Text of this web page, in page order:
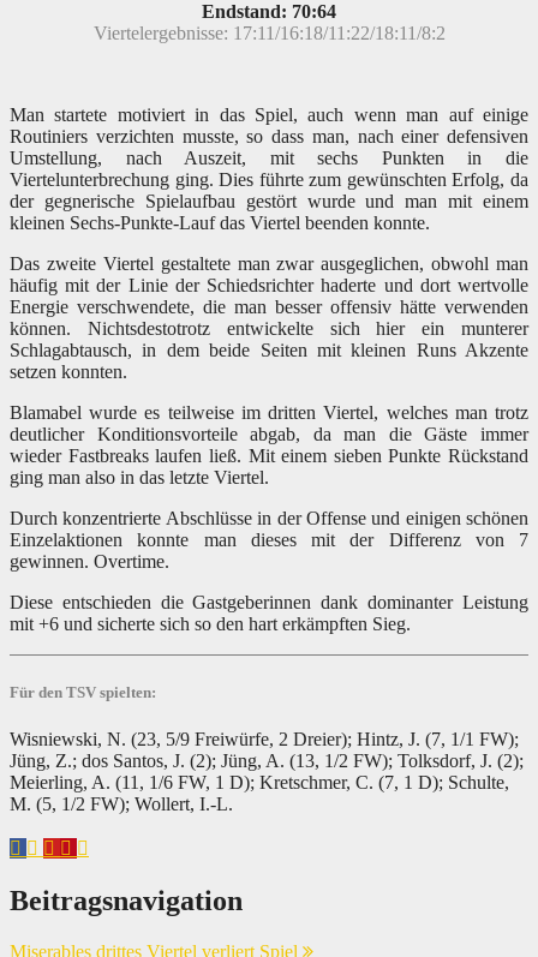
Endstand: 70:64
Viertelergebnisse: 17:11/16:18/11:22/18:11/8:2
Man startete motiviert in das Spiel, auch wenn man auf einige
Routiniers verzichten musste, so dass man, nach einer defensiven
Umstellung, nach Auszeit, mit sechs Punkten in die
Viertelunterbrechung ging. Dies führte zum gewünschten Erfolg, da
der gegnerische Spielaufbau gestört wurde und man mit einem
kleinen Sechs-Punkte-Lauf das Viertel beenden konnte.
Das zweite Viertel gestaltete man zwar ausgeglichen, obwohl man
häufig mit der Linie der Schiedsrichter haderte und dort wertvolle
Energie verschwendete, die man besser offensiv hätte verwenden
können. Nichtsdestotrotz entwickelte sich hier ein munterer
Schlagabtausch, in dem beide Seiten mit kleinen Runs Akzente
setzen konnten.
Blamabel wurde es teilweise im dritten Viertel, welches man trotz
deutlicher Konditionsvorteile abgab, da man die Gäste immer
wieder Fastbreaks laufen ließ. Mit einem sieben Punkte Rückstand
ging man also in das letzte Viertel.
Durch konzentrierte Abschlüsse in der Offense und einigen schönen
Einzelaktionen konnte man dieses mit der Differenz von 7
gewinnen. Overtime.
Diese entschieden die Gastgeberinnen dank dominanter Leistung
mit +6 und sicherte sich so den hart erkämpften Sieg.
Für den TSV spielten:
Wisniewski, N. (23, 5/9 Freiwürfe, 2 Dreier); Hintz, J. (7, 1/1 FW);
Jüng, Z.; dos Santos, J. (2); Jüng, A. (13, 1/2 FW); Tolksdorf, J. (2);
Meierling, A. (11, 1/6 FW, 1 D); Kretschmer, C. (7, 1 D); Schulte,
M. (5, 1/2 FW); Wollert, I.-L.
Beitragsnavigation
Miserables drittes Viertel verliert Spiel